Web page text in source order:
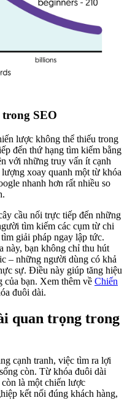
SEO
lược không thể thiếu trong
đến thứ hạng tìm kiếm bằng
với những truy vấn ít cạnh
xoay quanh một từ khóa
nhanh hơn rất nhiều so
cầu nối trực tiếp đến những
tìm kiếm các cụm từ chi
giải pháp ngay lập tức.
này, bạn không chỉ thu hút
– những người dùng có khả
sự. Điều này giúp tăng hiệu
của bạn. Xem thêm về Chiến
đuôi dài.
quan trọng trong
cạnh tranh, việc tìm ra lợi
còn. Từ khóa đuôi dài
là một chiến lược
kết nối đúng khách hàng,